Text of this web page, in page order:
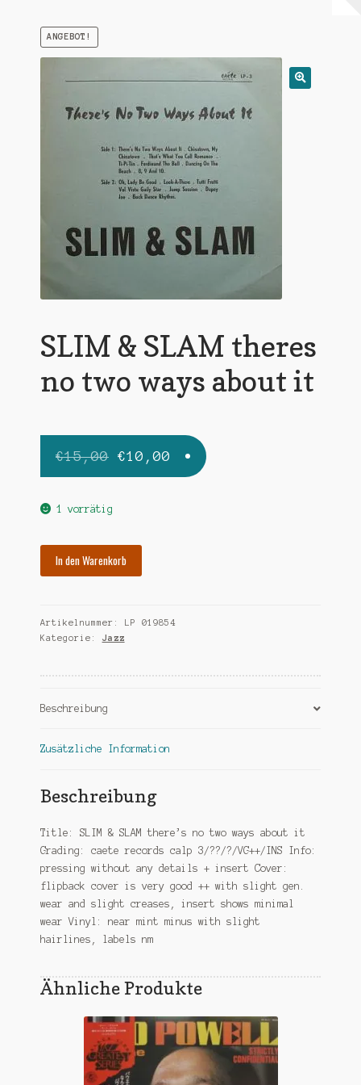
WarenkorbANGEBOT!
SLIM & SLAM theres
no two ways about it
€15,00 Ursprünglicher
Preis
€10,00 Aktueller
Preis
1 vorrätig
no
two
about
Menge
In den Warenkorb
Artikelnummer:
LP 019854
Kategorie: Jazz
Beschreibung
Zusätzliche Information
Beschreibung
Title: SLIM & SLAM there’s no two ways about it
Grading: caete records calp 3/??/?/VG++/INS Info:
pressing without any details + insert Cover:
flipback cover is very good ++ with slight gen.
wear and slight creases, insert shows minimal
wear Vinyl: near mint minus with slight
hairlines, labels nm
Ähnliche Produkte